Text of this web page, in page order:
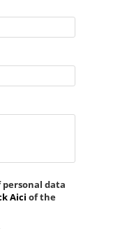
personal data
Aici of the